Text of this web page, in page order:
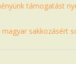
támogatást
magyar sakkozásért